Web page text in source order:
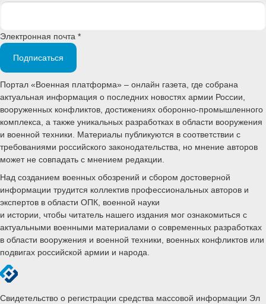
Электронная почта *
Подписаться
Портал «Военная платформа» – онлайн газета, где собрана
актуальная информация о последних новостях армии России,
вооруженных конфликтов, достижениях оборонно-промышленного
комплекса, а также уникальных разработках в области вооружения
и военной техники. Материалы публикуются в соответствии с
требованиями российского законодательства, но мнение авторов
может не совпадать с мнением редакции.
Над созданием военных обозрений и сбором достоверной
информации трудится коллектив профессиональных авторов и
экспертов в области ОПК, военной науки
и истории, чтобы читатель нашего издания мог ознакомиться с
актуальными военными материалами о современных разработках
в области вооружения и военной техники, военных конфликтов или
подвигах российской армии и народа.
Свидетельство о регистрации средства массовой информации Эл